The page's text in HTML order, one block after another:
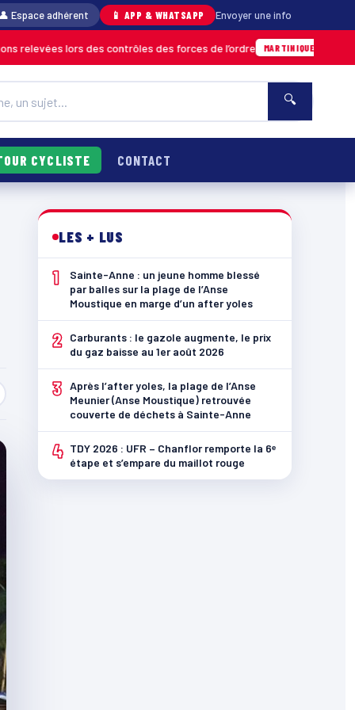
Espace adhérent 📱 APP & WHATSAPP Envoyer une info
lors des contrôles des forces de l’ordre MARTINIQUE 04/08 · 11h06
🔍
CYCLISTE CONTACT
LES + LUS
1
Sainte-Anne : un jeune homme blessé
par balles sur la plage de l’Anse
Moustique en marge d’un after yoles
2
Carburants : le gazole augmente, le prix
du gaz baisse au 1er août 2026
3 Après l’after yoles, la plage de l’Anse
Meunier (Anse Moustique) retrouvée
couverte de déchets à Sainte-Anne
4 TDY 2026 : UFR – Chanflor remporte la 6ᵉ
étape et s’empare du maillot rouge